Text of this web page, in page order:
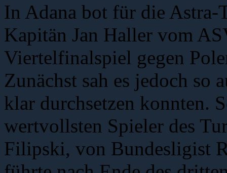
In Adana bot für die Astra-
Kapitän Jan Haller vom
Viertelfinalspiel gegen
Zunächst sah es jedoch so
klar durchsetzen konnten.
wertvollsten Spieler des
Filipski, von Bundesligist